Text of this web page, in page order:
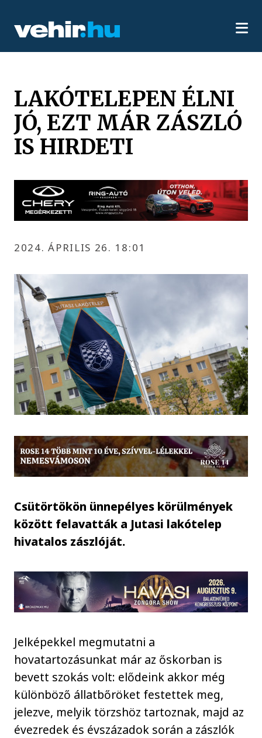
LAKÓTELEPEN ÉLNI
JÓ, EZT MÁR ZÁSZLÓ
IS HIRDETI
2024. ÁPRILIS 26. 18:01
Csütörtökön ünnepélyes körülmények
között felavatták a Jutasi lakótelep
hivatalos zászlóját.
Jelképekkel megmutatni a
hovatartozásunkat már az őskorban is
bevett szokás volt: elődeink akkor még
különböző állatbőröket festettek meg,
jelezve, melyik törzshöz tartoznak, majd az
évezredek és évszázadok során a zászlók